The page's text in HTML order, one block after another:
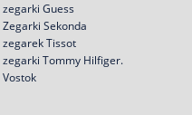
zegarki Guess
Zegarki Sekonda
zegarek Tissot
zegarki Tommy Hilfiger.
Vostok